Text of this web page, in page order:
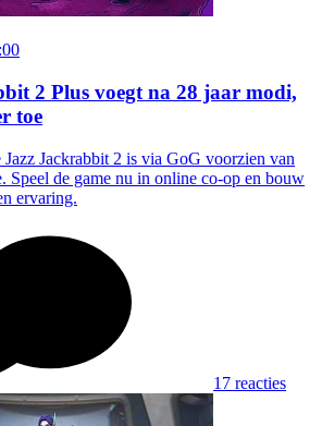
2 Plus voegt na 28 jaar modi,
toe
Jazz Jackrabbit 2 is via GoG voorzien van
Speel de game nu in online co-op en bouw
ervaring.
17 reacties